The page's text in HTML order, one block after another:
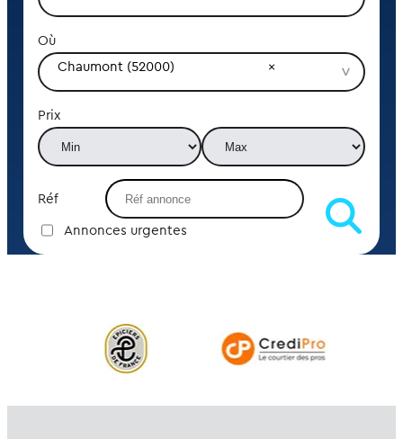
Où
Chaumont (52000)
Prix
Réf
Annonces urgentes